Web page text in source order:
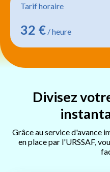
Tarif horaire
32 € / heure
Divisez
Grâce au service d'avance
en place par l'URSSAF,